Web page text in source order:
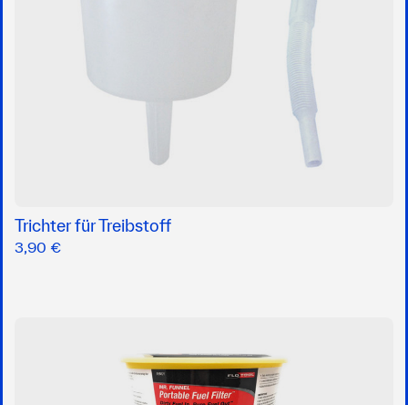
Trichter für Treibstoff
3,90 €